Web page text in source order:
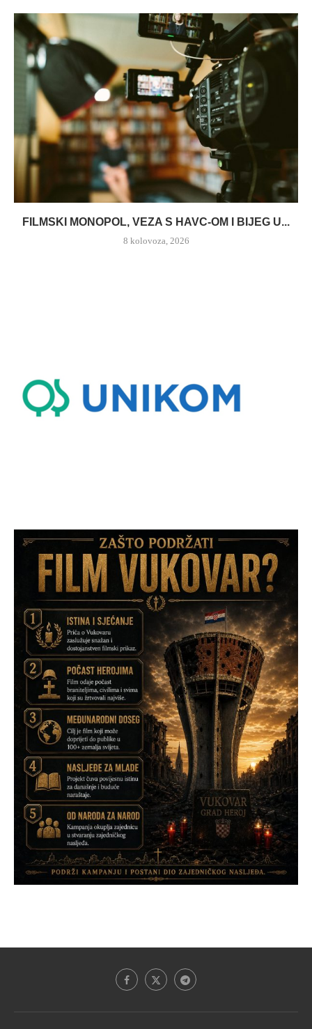
FILMSKI MONOPOL, VEZA S HAVC-OM I BIJEG U...
8 kolovoza, 2026